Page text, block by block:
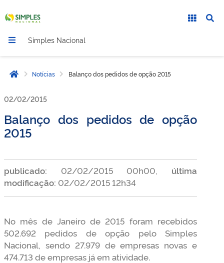
Simples Nacional
Página inicial
Notícias Balanço dos pedidos de opção 2015
02/02/2015
Balanço dos pedidos de opção
2015
publicado: 02/02/2015 00h00, última
modificação: 02/02/2015 12h34
No mês de Janeiro de 2015 foram recebidos
502.692 pedidos de opção pelo Simples
Nacional, sendo 27.979 de empresas novas e
474.713 de empresas já em atividade.